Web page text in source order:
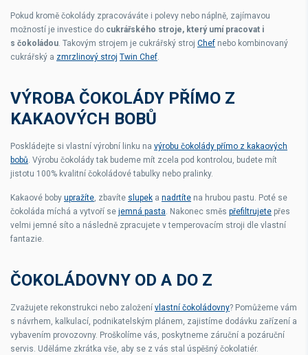
Pokud kromě čokolády zpracováváte i polevy nebo náplně, zajímavou
možností je investice do cukrářského stroje, který umí pracovat i
s čokoládou. Takovým strojem je cukrářský stroj Chef nebo kombinovaný
cukrářský a zmrzlinový stroj Twin Chef.
VÝROBA ČOKOLÁDY PŘÍMO Z
KAKAOVÝCH BOBŮ
Poskládejte si vlastní výrobní linku na výrobu čokolády přímo z kakaových
bobů. Výrobu čokolády tak budeme mít zcela pod kontrolou, budete mít
jistotu 100% kvalitní čokoládové tabulky nebo pralinky.
Kakaové boby upražíte, zbavíte slupek a nadrtíte na hrubou pastu. Poté se
čokoláda míchá a vytvoří se jemná pasta. Nakonec směs přefiltrujete přes
velmi jemné síto a následně zpracujete v temperovacím stroji dle vlastní
fantazie.
ČOKOLÁDOVNY OD A DO Z
Zvažujete rekonstrukci nebo založení vlastní čokoládovny? Pomůžeme vám
s návrhem, kalkulací, podnikatelským plánem, zajistíme dodávku zařízení a
vybavením provozovny. Proškolíme vás, poskytneme záruční a pozáruční
servis. Uděláme zkrátka vše, aby se z vás stal úspěšný čokolatiér.